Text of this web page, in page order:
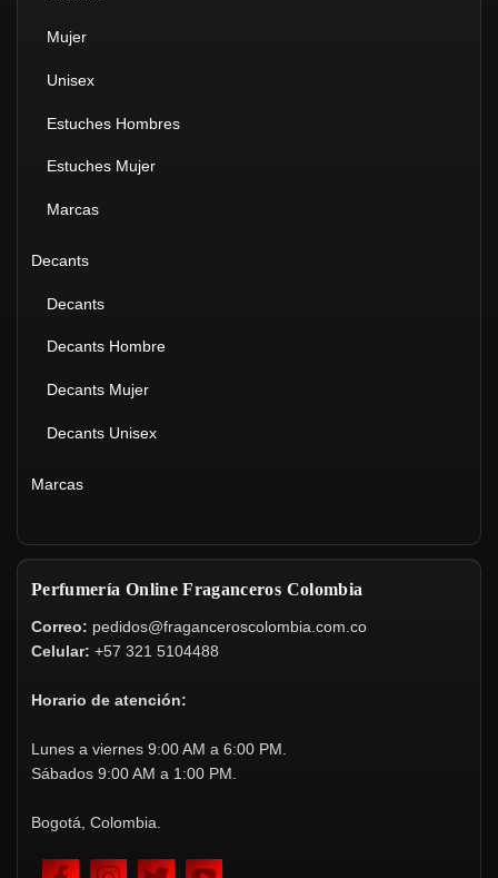
Mujer
Unisex
Estuches Hombres
Estuches Mujer
Marcas
Decants
Decants
Decants Hombre
Decants Mujer
Decants Unisex
Marcas
Perfumería Online Fraganceros Colombia
Correo: pedidos@fraganceroscolombia.com.co
Celular: +57 321 5104488
Horario de atención:
Lunes a viernes 9:00 AM a 6:00 PM.
Sábados 9:00 AM a 1:00 PM.
Bogotá, Colombia.